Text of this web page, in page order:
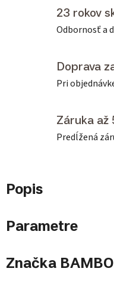
23 rokov
Odbornosť a
Doprava
Pri
Záruka až
Predĺžená
Popis
Parametre
Značka